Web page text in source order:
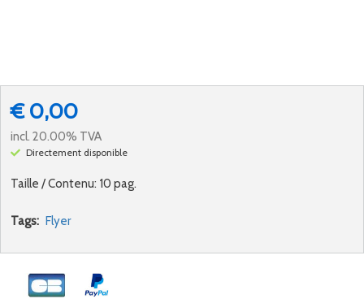
Taille / Contenu: 10 pag.
€ 0,00
incl. 20.00% TVA
Directement disponible
Tags: Flyer